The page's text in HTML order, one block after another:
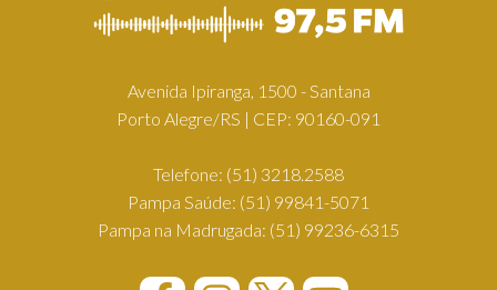
Avenida Ipiranga, 1500 - Santana
Porto Alegre/RS | CEP: 90160-091
Telefone: (51) 3218.2588
Pampa Saúde: (51) 99841-5071
Pampa na Madrugada: (51) 99236-6315